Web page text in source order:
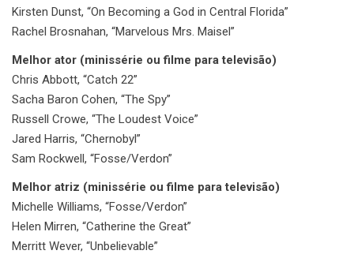
Kirsten Dunst, “On Becoming a God in Central Florida”
Rachel Brosnahan, “Marvelous Mrs. Maisel”
Melhor ator (minissérie ou filme para televisão)
Chris Abbott, “Catch 22”
Sacha Baron Cohen, “The Spy”
Russell Crowe, “The Loudest Voice”
Jared Harris, “Chernobyl”
Sam Rockwell, “Fosse/Verdon”
Melhor atriz (minissérie ou filme para televisão)
Michelle Williams, “Fosse/Verdon”
Helen Mirren, “Catherine the Great”
Merritt Wever, “Unbelievable”